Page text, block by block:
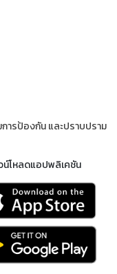
รป้องกัน และปราบปราม
น์โหลดแอปพลิเคชัน